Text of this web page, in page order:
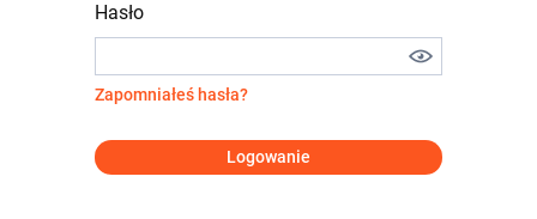
Hasło
Zapomniałeś hasła?
Logowanie